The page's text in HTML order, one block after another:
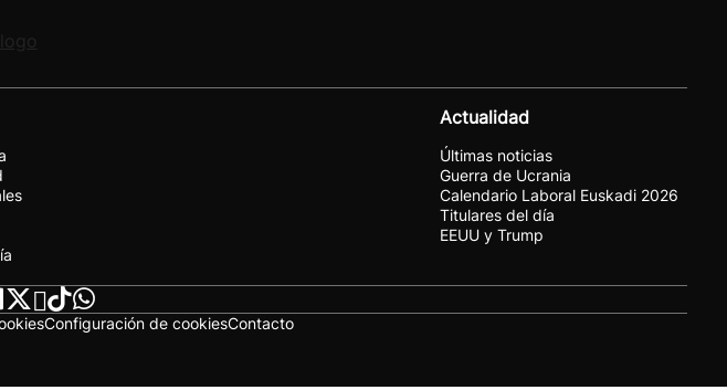
Actualidad
Últimas noticias
Guerra de Ucrania
Calendario Laboral Euskadi 2026
Titulares del día
EEUU y Trump
Configuración de cookiesContacto